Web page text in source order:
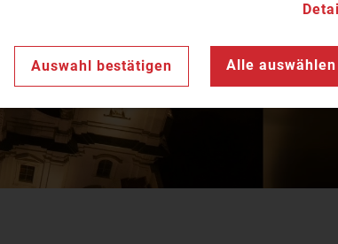
Auswahl bestätigen Alle